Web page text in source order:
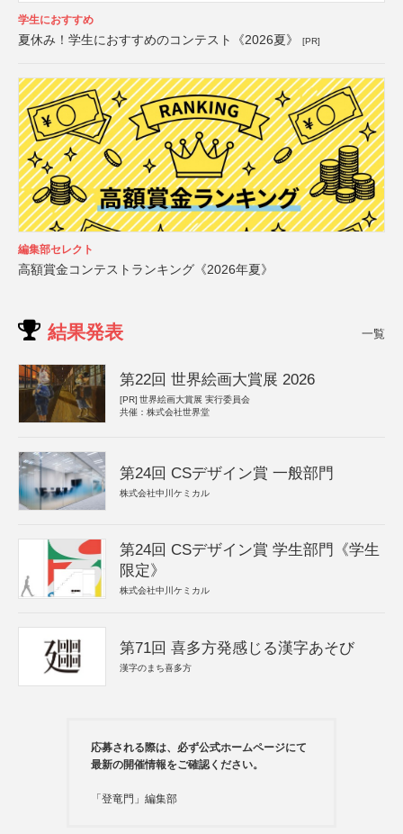
学生におすすめ
夏休み！学生におすすめのコンテスト《2026夏》 [PR]
編集部セレクト
高額賞金コンテストランキング《2026年夏》
結果発表 一覧
第22回 世界絵画大賞展 2026
[PR] 世界絵画大賞展 実行委員会
共催：株式会社世界堂
第24回 CSデザイン賞 一般部門
株式会社中川ケミカル
第24回 CSデザイン賞 学生部門《学生
限定》
株式会社中川ケミカル
第71回 喜多方発感じる漢字あそび
漢字のまち喜多方
応募される際は、必ず公式ホームページにて
最新の開催情報をご確認ください。
「登竜門」編集部